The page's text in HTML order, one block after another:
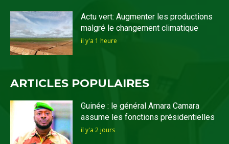
Actu vert: Augmenter les productions
malgré le changement climatique
il y'a 1 heure
ARTICLES POPULAIRES
Guinée : le général Amara Camara
assume les fonctions présidentielles
il y'a 2 jours